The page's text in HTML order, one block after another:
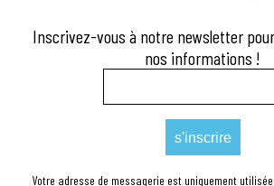
Inscrivez-vous à notre newsletter
nos informations !
Votre adresse de messagerie est uniquement